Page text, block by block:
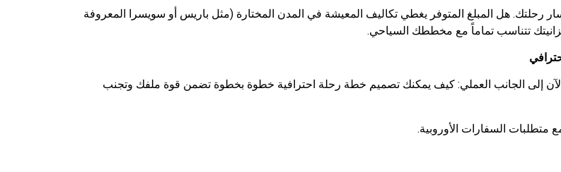
هل المبلغ المتوفر يغطي تكاليف المعيشة في المدن المختارة (مثل باريس أو سويسرا المعروفة
تتناسب تماماً مع مخططك السياحي.
إلى الجانب العملي: كيف يمكنك تصميم خطة رحلة احترافية خطوة بخطوة تضمن قوة ملفك وتجنب
متطلبات السفارات الأوروبية.